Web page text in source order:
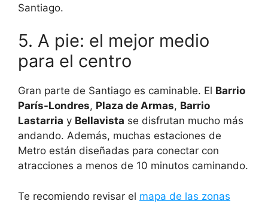
Santiago.
5. A pie: el mejor medio
para el centro
Gran parte de Santiago es caminable. El Barrio
París-Londres, Plaza de Armas, Barrio
Lastarria y Bellavista se disfrutan mucho más
andando. Además, muchas estaciones de
Metro están diseñadas para conectar con
atracciones a menos de 10 minutos caminando.
Te recomiendo revisar el mapa de las zonas